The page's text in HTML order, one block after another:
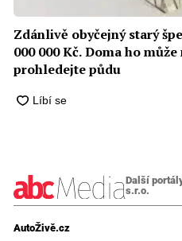
Zdánlivě obyčejný starý
000 000 Kč. Doma ho
prohledejte půdu
Další
s.r.o.
AutoŽivě.cz